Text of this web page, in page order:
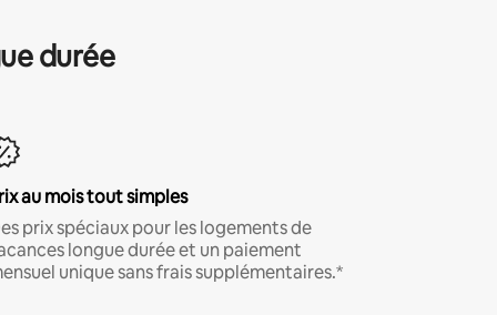
durée
au mois tout simples
prix spéciaux pour les logements de
longue durée et un paiement
unique sans frais supplémentaires.*